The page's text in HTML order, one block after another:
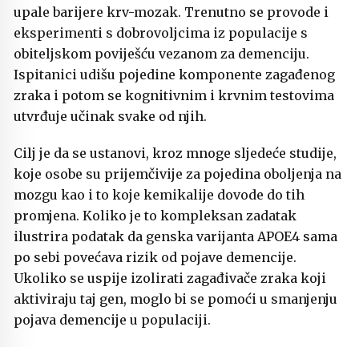
upale barijere krv-mozak. Trenutno se provode i
eksperimenti s dobrovoljcima iz populacije s
obiteljskom poviješću vezanom za demenciju.
Ispitanici udišu pojedine komponente zagađenog
zraka i potom se kognitivnim i krvnim testovima
utvrđuje učinak svake od njih.
Cilj je da se ustanovi, kroz mnoge sljedeće studije,
koje osobe su prijemčivije za pojedina oboljenja na
mozgu kao i to koje kemikalije dovode do tih
promjena. Koliko je to kompleksan zadatak
ilustrira podatak da genska varijanta APOE4 sama
po sebi povećava rizik od pojave demencije.
Ukoliko se uspije izolirati zagađivače zraka koji
aktiviraju taj gen, moglo bi se pomoći u smanjenju
pojava demencije u populaciji.